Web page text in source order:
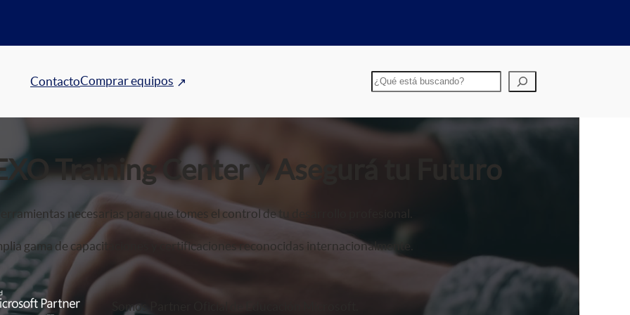
ContactoComprar equipos Buscar
Training Center y Asegurá tu Futuro
necesarias para que tomes el control de tu desarrollo profesional.
gama de capacitaciones y certificaciones reconocidas internacionalmente.
Somos Partner Oficial de Educación Microsoft.